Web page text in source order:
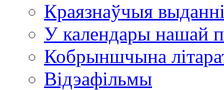
Краязнаўчыя
У календары нашай
Кобрыншчына
Відэафільмы